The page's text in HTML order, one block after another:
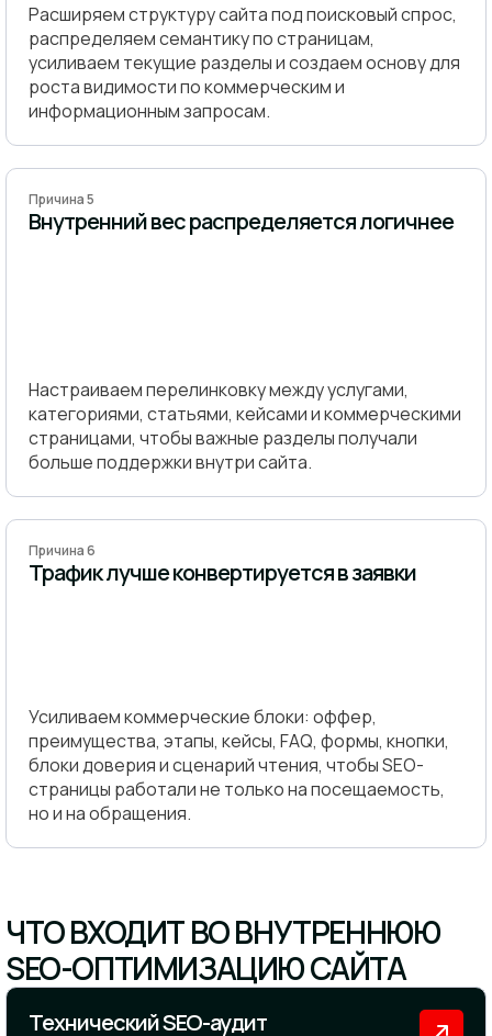
Расширяем структуру сайта под поисковый спрос,
распределяем семантику по страницам,
усиливаем текущие разделы и создаем основу для
роста видимости по коммерческим и
информационным запросам.
Причина 5
Внутренний вес распределяется логичнее
Настраиваем перелинковку между услугами,
категориями, статьями, кейсами и коммерческими
страницами, чтобы важные разделы получали
больше поддержки внутри сайта.
Причина 6
Трафик лучше конвертируется в заявки
Усиливаем коммерческие блоки: оффер,
преимущества, этапы, кейсы, FAQ, формы, кнопки,
блоки доверия и сценарий чтения, чтобы SEO-
страницы работали не только на посещаемость,
но и на обращения.
ЧТО ВХОДИТ ВО ВНУТРЕННЮЮ
SEO-ОПТИМИЗАЦИЮ САЙТА
Технический SEO-аудит